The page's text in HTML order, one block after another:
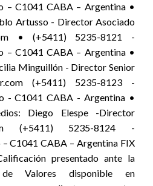
– C1041 CABA – Argentina •
Artusso - Director Asociado
• (+5411) 5235-8121 -
– C1041 CABA – Argentina •
Minguillón - Director Senior
(+5411) 5235-8123 -
- C1041 CABA - Argentina •
Diego Elespe -Director
(+5411) 5235-8124 -
C1041 CABA – Argentina FIX
presentado ante la
Valores disponible en